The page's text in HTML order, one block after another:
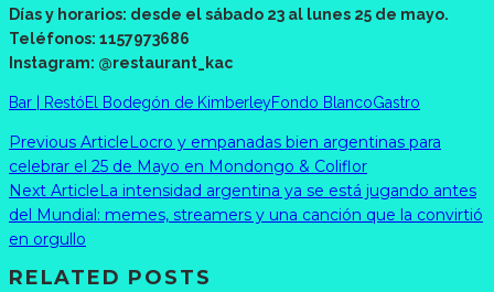
Días y horarios: desde el sábado 23 al lunes 25 de mayo.
Teléfonos: 1157973686
Instagram: @restaurant_kac
Bar | RestóEl Bodegón de KimberleyFondo BlancoGastro
Previous ArticleLocro y empanadas bien argentinas para
celebrar el 25 de Mayo en Mondongo & Coliflor
Next ArticleLa intensidad argentina ya se está jugando antes
del Mundial: memes, streamers y una canción que la convirtió
en orgullo
RELATED POSTS